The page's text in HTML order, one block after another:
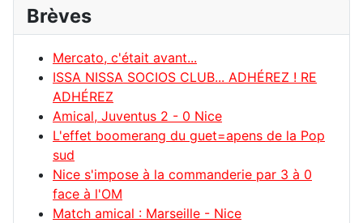
Brèves
Mercato, c'était avant...
ISSA NISSA SOCIOS CLUB... ADHÉREZ ! RE
ADHÉREZ
Amical, Juventus 2 - 0 Nice
L'effet boomerang du guet=apens de la Pop
sud
Nice s'impose à la commanderie par 3 à 0
face à l'OM
Match amical : Marseille - Nice